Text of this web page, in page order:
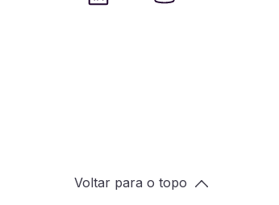
Voltar para o topo